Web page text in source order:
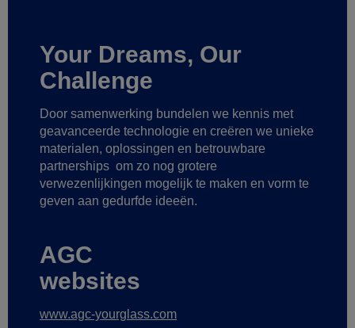
Your Dreams, Our
Challenge
Door samenwerking bundelen we kennis met
geavanceerde technologie en creëren we unieke
materialen, oplossingen en betrouwbare
partnerships om zo nog grotere
verwezenlijkingen mogelijk te maken en vorm te
geven aan gedurfde ideeën.
AGC
websites
www.agc-yourglass.com